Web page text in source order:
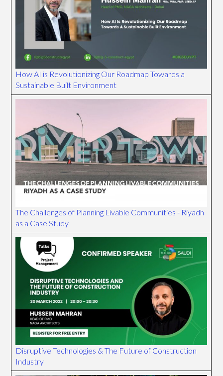
How AI is Revolutionizing Our Roadmap Towards a
Sustainable Built Environment
The Challenges of Planning Livable Communities - Riyadh
as a Case Study
Disruptive Technologies & The Future of Construction
Industry